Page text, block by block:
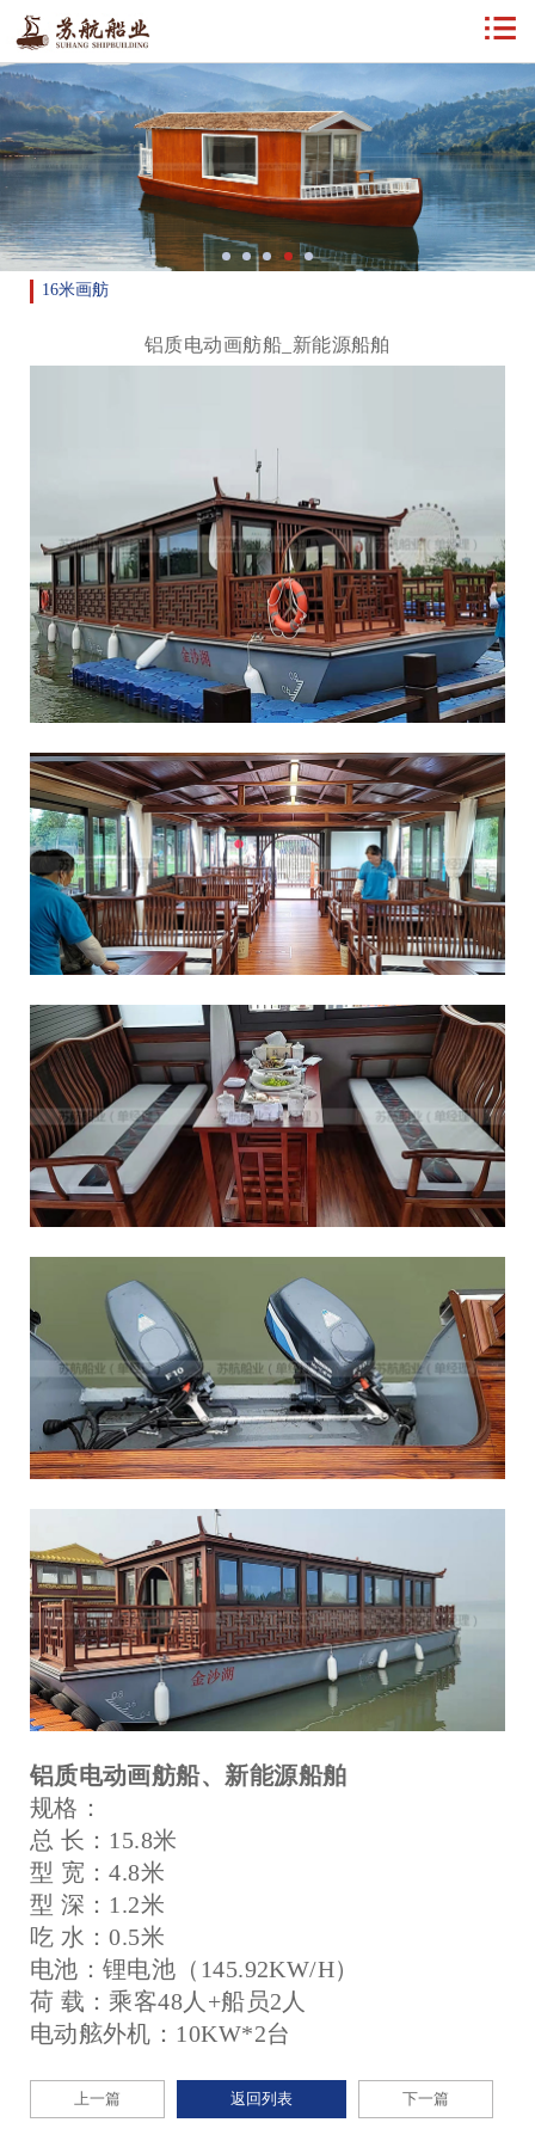
16米画舫
铝质电动画舫船_新能源船舶
铝质电动画舫船、新能源船舶
规格：
总 长：15.8米
型 宽：4.8米
型 深：1.2米
吃 水：0.5米
电池：锂电池（145.92KW/H）
荷 载：乘客48人+船员2人
电动舷外机：10KW*2台
上一篇 返回列表 下一篇